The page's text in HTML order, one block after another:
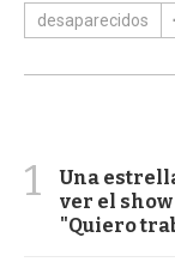
desaparecidos
1
Una
ver el
"Quiero